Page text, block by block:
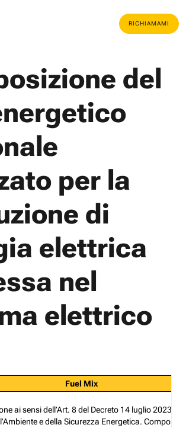
RICHIAMAMI
del
per la
di
elettrica
nel
elettrico
Fuel Mix
ai sensi dell’Art. 8 del Decreto 14 luglio 2023
e della Sicurezza Energetica.